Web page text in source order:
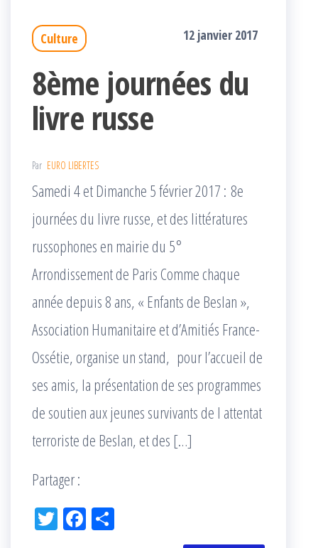
Culture 12 janvier 2017
8ème journées du
livre russe
Par EURO LIBERTES
Samedi 4 et Dimanche 5 février 2017 : 8e
journées du livre russe, et des littératures
russophones en mairie du 5°
Arrondissement de Paris Comme chaque
année depuis 8 ans, « Enfants de Beslan »,
Association Humanitaire et d’Amitiés France-
Ossétie, organise un stand, pour l’accueil de
ses amis, la présentation de ses programmes
de soutien aux jeunes survivants de l attentat
terroriste de Beslan, et des […]
Partager :
Tw Fac